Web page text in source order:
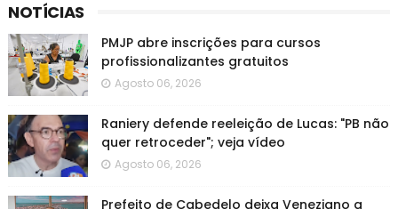
NOTÍCIAS
PMJP abre inscrições para cursos
profissionalizantes gratuitos
Agosto 06, 2026
Raniery defende reeleição de Lucas: "PB não
quer retroceder"; veja vídeo
Agosto 06, 2026
Prefeito de Cabedelo deixa Veneziano a